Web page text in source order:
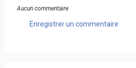
Aucun commentaire
Enregistrer un commentaire